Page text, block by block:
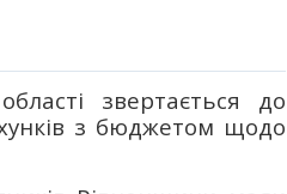
звертається до
з бюджетом щодо